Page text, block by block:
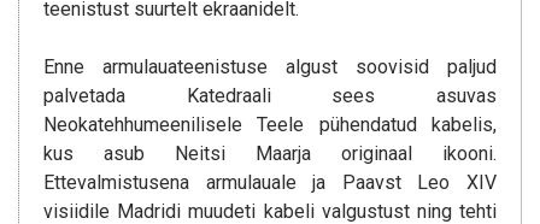
teenistust suurtelt ekraanidelt.
Enne armulauateenistuse algust soovisid paljud
palvetada Katedraali sees asuvas
Neokatehhumeenilisele Teele pühendatud kabelis,
kus asub Neitsi Maarja originaal ikooni.
Ettevalmistusena armulauale ja Paavst Leo XIV
visiidile Madridi muudeti kabeli valgustust ning tehti